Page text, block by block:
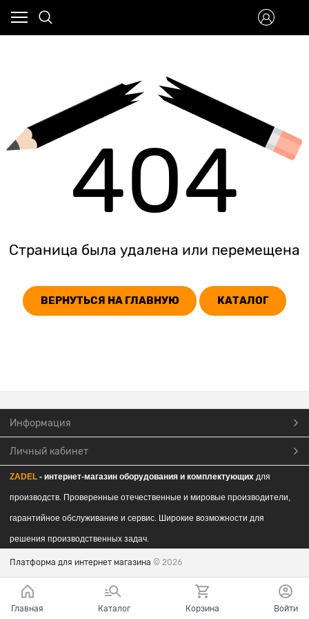
404
Страница была удалена или перемещена
ВЕРНУТЬСЯ НА ГЛАВНУЮ КАТАЛОГ
Информация
Личный кабинет
ZADEL - интернет-магазин оборудования и комплектующих для
производств. Проверенные отечественные и мировые производители,
гарантийное обслуживание и сервис. Широкие возможности для
решения производственных задач.
Платформа для интернет магазина © 2026
Главная Каталог Корзина Войти